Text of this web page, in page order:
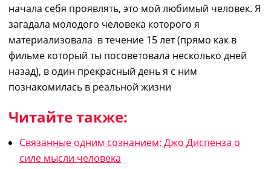
начала себя проявлять, это мой любимый человек. Я
загадала молодого человека которого я
материализовала в течение 15 лет (прямо как в
фильме который ты посоветовала несколько дней
назад), в один прекрасный день я с ним
познакомилась в реальной жизни
Читайте также:
Связанные одним сознанием: Джо Диспенза о
силе мысли человека